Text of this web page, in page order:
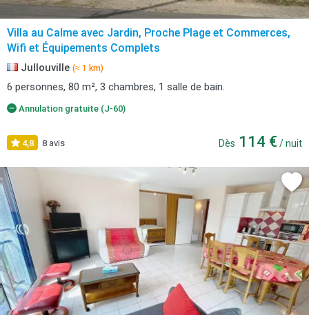
Villa au Calme avec Jardin, Proche Plage et Commerces,
Wifi et Équipements Complets
Jullouville (≈ 1 km)
6 personnes, 80 m², 3 chambres, 1 salle de bain.
Annulation gratuite (J-60)
4,8 8 avis Dès 114 € / nuit